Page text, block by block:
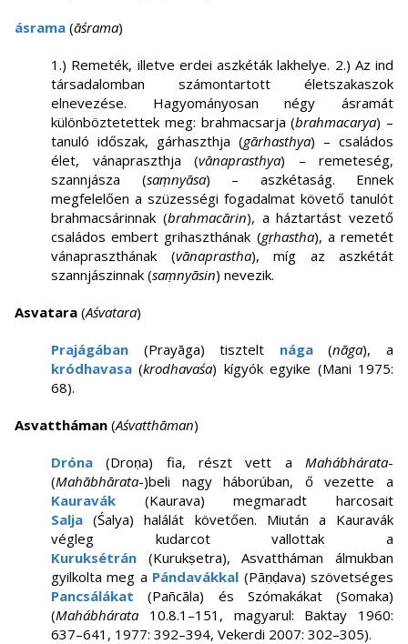
ásrama (āśrama)
1.) Remeték, illetve erdei aszkéták lakhelye. 2.) Az ind
társadalomban számontartott életszakaszok
elnevezése. Hagyományosan négy ásramát
különböztetettek meg: brahmacsarja (brahmacarya) –
tanuló időszak, gárhaszthja (gārhasthya) – családos
élet, vánapraszthja (vānaprasthya) – remeteség,
szannjásza (saṃnyāsa) – aszkétaság. Ennek
megfelelően a szüzességi fogadalmat követő tanulót
brahmacsárinnak (brahmacārin), a háztartást vezető
családos embert grihaszthának (gṛhastha), a remetét
vánapraszthának (vānaprastha), míg az aszkétát
szannjászinnak (saṃnyāsin) nevezik.
Asvatara (Aśvatara)
Prajágában (Prayāga) tisztelt nága(nāga), a
kródhavasa (krodhavaśa) kígyók egyike (Mani 1975:
68).
Asvattháman (Aśvatthāman)
Dróna (Droṇa) fia, részt vett a Mahábhárata-
(Mahābhārata-)beli nagy háborúban, ő vezette a
Kauravák (Kaurava) megmaradt harcosait
Salja (Śalya) halálát követően. Miután a Kauravák
végleg kudarcot vallottak a
Kuruksétrán (Kurukṣetra), Asvattháman álmukban
gyilkolta meg a Pándavákkal (Pāṇḍava) szövetséges
Pancsálákat (Pañcāla) és Szómakákat (Somaka)
(Mahábhárata 10.8.1–151, magyarul: Baktay 1960:
637–641, 1977: 392–394, Vekerdi 2007: 302–305).